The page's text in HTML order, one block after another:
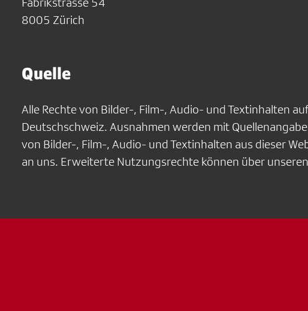
8005 Zürich
Quelle
Alle Rechte von Bilder-, Film-, Audio- und Textinhalten
Deutschschweiz. Ausnahmen werden mit
von Bilder-, Film-, Audio- und Textinhalten aus dieser
an uns. Erweiterte Nutzungsrechte können über